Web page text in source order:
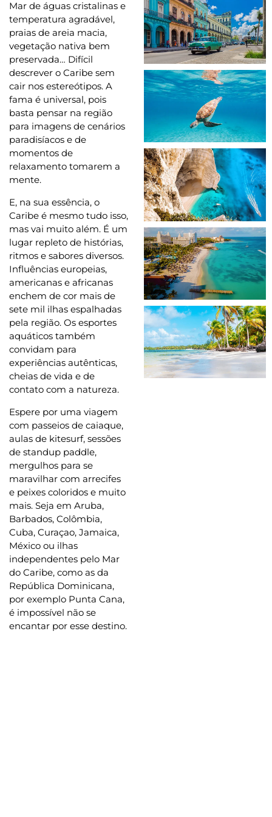
Mar de águas cristalinas e
temperatura agradável,
praias de areia macia,
vegetação nativa bem
preservada… Difícil
descrever o Caribe sem
cair nos estereótipos. A
fama é universal, pois
basta pensar na região
para imagens de cenários
paradisíacos e de
momentos de
relaxamento tomarem a
mente.
E, na sua essência, o
Caribe é mesmo tudo isso,
mas vai muito além. É um
lugar repleto de histórias,
ritmos e sabores diversos.
Influências europeias,
americanas e africanas
enchem de cor mais de
sete mil ilhas espalhadas
pela região. Os esportes
aquáticos também
convidam para
experiências autênticas,
cheias de vida e de
contato com a natureza.
Espere por uma viagem
com passeios de caiaque,
aulas de kitesurf, sessões
de standup paddle,
mergulhos para se
maravilhar com arrecifes
e peixes coloridos e muito
mais. Seja em Aruba,
Barbados, Colômbia,
Cuba, Curaçao, Jamaica,
México ou ilhas
independentes pelo Mar
do Caribe, como as da
República Dominicana,
por exemplo Punta Cana,
é impossível não se
encantar por esse destino.